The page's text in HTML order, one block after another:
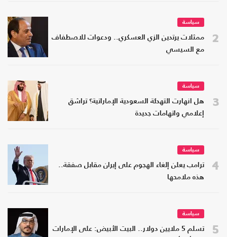
2
سياسة
ممثلات يرتدين الزي العسكري.. ودعوات للاصطفاف
مع السيسي
3
سياسة
هل انهارت التهدئة السعودية الإماراتية؟ تراشق
إعلامي واتهامات جديدة
4
سياسة
ترامب يعلن إلغاء الهجوم على إيران مقابل صفقة..
هذه ملامحها
5
سياسة
تسلم 5 ملايين دولار.. البيت الأبيض: على الإمارات